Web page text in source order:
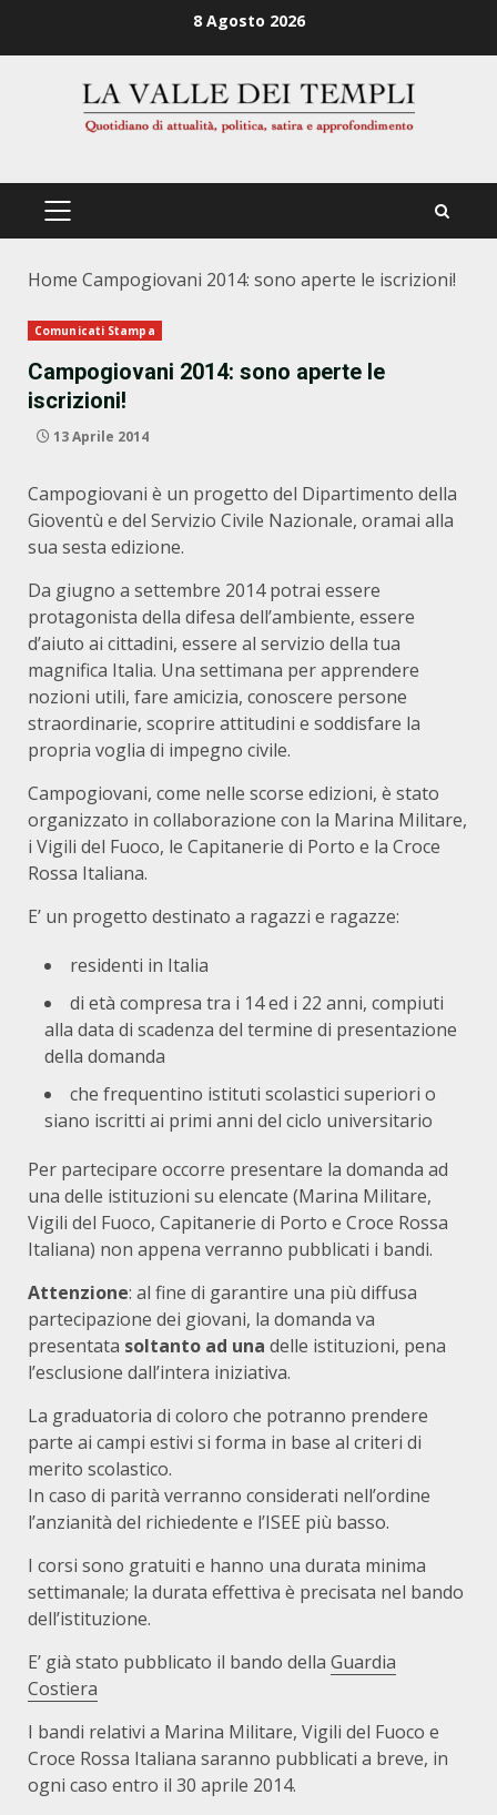
8 Agosto 2026
PRIMÄRES
Home Campogiovani 2014: sono aperte le iscrizioni!
Comunicati Stampa
Campogiovani 2014: sono aperte le
iscrizioni!
13 Aprile 2014
Campogiovani è un progetto del Dipartimento della
Gioventù e del Servizio Civile Nazionale, oramai alla
sua sesta edizione.
Da giugno a settembre 2014 potrai essere
protagonista della difesa dell’ambiente, essere
d’aiuto ai cittadini, essere al servizio della tua
magnifica Italia. Una settimana per apprendere
nozioni utili, fare amicizia, conoscere persone
straordinarie, scoprire attitudini e soddisfare la
propria voglia di impegno civile.
Campogiovani, come nelle scorse edizioni, è stato
organizzato in collaborazione con la Marina Militare,
i Vigili del Fuoco, le Capitanerie di Porto e la Croce
Rossa Italiana.
E’ un progetto destinato a ragazzi e ragazze:
residenti in Italia
di età compresa tra i 14 ed i 22 anni, compiuti
alla data di scadenza del termine di presentazione
della domanda
che frequentino istituti scolastici superiori o
siano iscritti ai primi anni del ciclo universitario
Per partecipare occorre presentare la domanda ad
una delle istituzioni su elencate (Marina Militare,
Vigili del Fuoco, Capitanerie di Porto e Croce Rossa
Italiana) non appena verranno pubblicati i bandi.
Attenzione: al fine di garantire una più diffusa
partecipazione dei giovani, la domanda va
presentata soltanto ad una delle istituzioni, pena
l’esclusione dall’intera iniziativa.
La graduatoria di coloro che potranno prendere
parte ai campi estivi si forma in base al criteri di
merito scolastico.
In caso di parità verranno considerati nell’ordine
l’anzianità del richiedente e l’ISEE più basso.
I corsi sono gratuiti e hanno una durata minima
settimanale; la durata effettiva è precisata nel bando
dell’istituzione.
E’ già stato pubblicato il bando della Guardia
Costiera
I bandi relativi a Marina Militare, Vigili del Fuoco e
Croce Rossa Italiana saranno pubblicati a breve, in
ogni caso entro il 30 aprile 2014.